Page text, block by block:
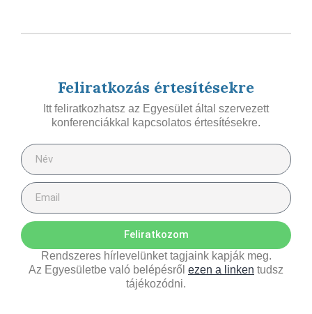
Feliratkozás értesítésekre
Itt feliratkozhatsz az Egyesület által szervezett
konferenciákkal kapcsolatos értesítésekre.
Feliratkozom
Rendszeres hírlevelünket tagjaink kapják meg.
Az Egyesületbe való belépésről ezen a linken tudsz
tájékozódni.